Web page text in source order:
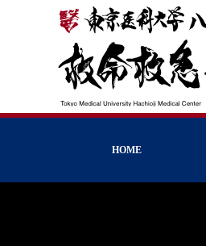
HOME